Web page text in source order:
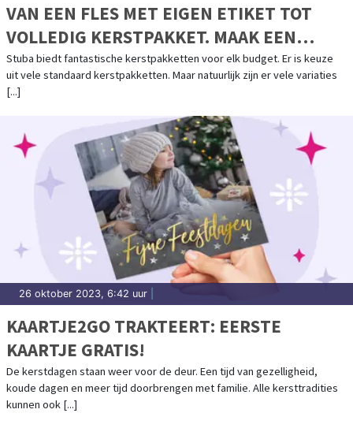
VAN EEN FLES MET EIGEN ETIKET TOT
VOLLEDIG KERSTPAKKET. MAAK EEN
AFSPRAAK VOOR EEN PAKKET VAN A TOT Z
Stuba biedt fantastische kerstpakketten voor elk budget. Er is keuze
uit vele standaard kerstpakketten. Maar natuurlijk zijn er vele variaties
[...]
26 oktober 2023, 6:42 uur
KAARTJE2GO TRAKTEERT: EERSTE
KAARTJE GRATIS!
De kerstdagen staan weer voor de deur. Een tijd van gezelligheid,
koude dagen en meer tijd doorbrengen met familie. Alle kersttradities
kunnen ook [...]